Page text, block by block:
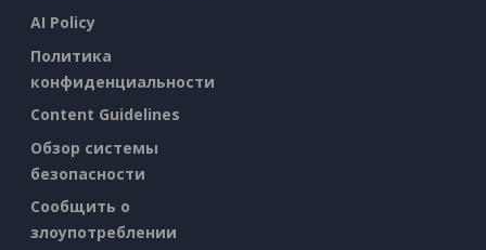
AI Policy
Политика
конфиденциальности
Content Guidelines
Обзор системы
безопасности
Сообщить о
злоупотреблении